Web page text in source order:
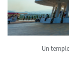
Un